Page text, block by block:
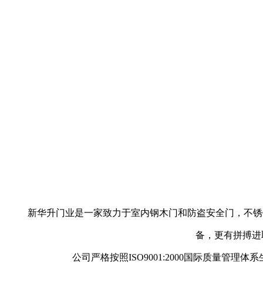
新华升门业是一家致力于室内钢木门和防盗安全门，不
备，更有拼搏
公司严格按照ISO9001:2000国际质量管理体